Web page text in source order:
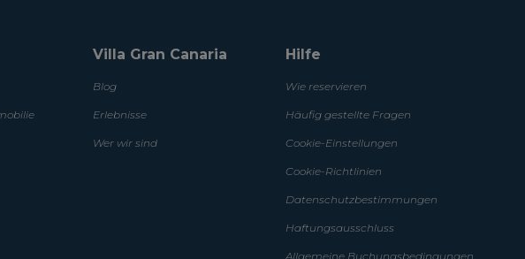
Villa Gran Canaria
Blog
Erlebnisse
Wer wir sind
Hilfe
Wie reservieren
Häufig gestellte Fragen
Cookie-Einstellungen
Cookie-Richtlinien
Datenschutzbestimmungen
Haftungsausschluss
Allgemeine Buchungsbedingungen